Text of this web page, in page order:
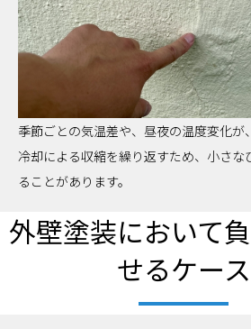
季節ごとの気温差や、昼夜の温度変化が
冷却による収縮を繰り返すため、小さな
ることがあります。
外壁塗装において
せるケース